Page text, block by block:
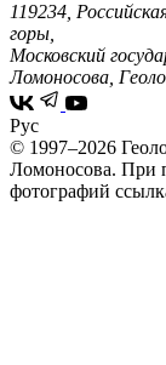
119234,
горы,
Московский
Ломоносова,
Рус
© 1997–2026
Ломоносова. При
фотографий